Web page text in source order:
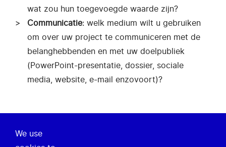
wat zou hun toegevoegde waarde zijn?
Communicatie: welk medium wilt u gebruiken
om over uw project te communiceren met de
belanghebbenden en met uw doelpubliek
(PowerPoint-presentatie, dossier, sociale
media, website, e-mail enzovoort)?
Over ons
We use